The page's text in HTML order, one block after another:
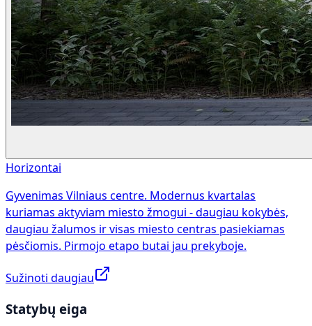
Horizontai
Gyvenimas Vilniaus centre. Modernus kvartalas
kuriamas aktyviam miesto žmogui - daugiau kokybės,
daugiau žalumos ir visas miesto centras pasiekiamas
pėsčiomis. Pirmojo etapo butai jau prekyboje.
Sužinoti daugiau
Statybų eiga